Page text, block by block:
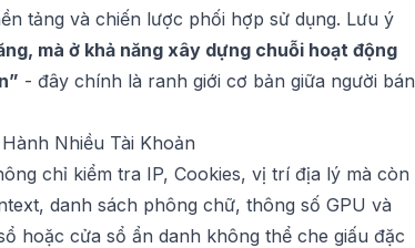
tảng và chiến lược phối hợp sử dụng. Lưu ý
mà ở khả năng xây dựng chuỗi hoạt động
- đây chính là ranh giới cơ bản giữa người bán
Nhiều Tài Khoản
chỉ kiểm tra IP, Cookies, vị trí địa lý mà còn
danh sách phông chữ, thông số GPU và
hoặc cửa sổ ẩn danh không thể che giấu đặc